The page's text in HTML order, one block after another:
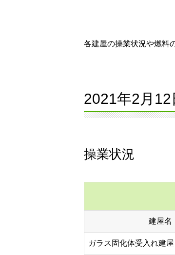
各建屋の操業状況や燃料
2021年2月12
操業状況
建屋名
ガラス固化体受入れ建屋